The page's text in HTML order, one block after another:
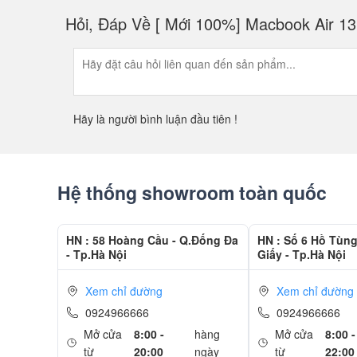
Hỏi, Đáp Về [ Mới 100%] Macbook Air
Hãy là người bình luận đầu tiên !
Hệ thống showroom toàn quốc
HN : 58 Hoàng Cầu - Q.Đống Đa
- Tp.Hà Nội
Xem chỉ đường
0924966666
Mở cửa
từ
8:00 -
20:00
hàng
ngày
HN : Số 6 Hồ
Giấy - Tp.Hà Nội
Xem chỉ đường
0924966666
Mở cửa
từ
8:00 -
22:00